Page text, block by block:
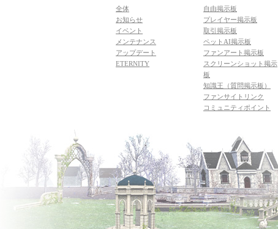
全体
お知らせ
イベント
メンテナンス
アップデート
ETERNITY
自由掲示板
プレイヤー掲示板
取引掲示板
ペットAI掲示板
ファンアート掲示板
スクリーンショット掲示
板
知識王（質問掲示板）
ファンサイトリンク
コミュニティポイント